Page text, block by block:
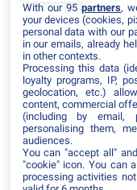
Les données
nom, le prénom et
et mots de passe,
l’organisateur
formulaire
Ces données à
l’utilisateur sont
Elles pourront être
prestataires
et de la
évènements.
With our 95partners,
your devices (cookies,
personal data with our
in our emails, already
in other contexts.
Processing this data
loyalty programs, IP,
geolocation, etc.)
content, commercial
(including by email,
personalising them,
audiences.
You can "accept all"
"cookie" icon. You can
processing activities